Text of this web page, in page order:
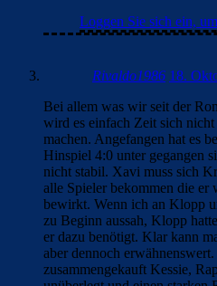
Loggen Sie sich ein,
Rivaldo1986 18.
Bei allem was wir seit der
wird es einfach Zeit sich
machen. Angefangen hat es
Hinspiel 4:0 unter gegangen
nicht stabil. Xavi muss sich
alle Spieler bekommen die
bewirkt. Wenn ich an Klopp
zu Beginn aussah, Klopp
er dazu benötigt. Klar kann
aber dennoch
zusammengekauft Kessie,